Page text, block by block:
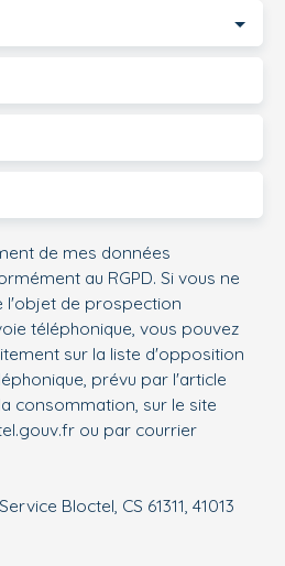
de mes données
au RGPD. Si vous ne
l'objet de prospection
téléphonique, vous pouvez
sur la liste d'opposition
prévu par l'article
consommation, sur le site
ou par courrier
Bloctel, CS 61311, 41013